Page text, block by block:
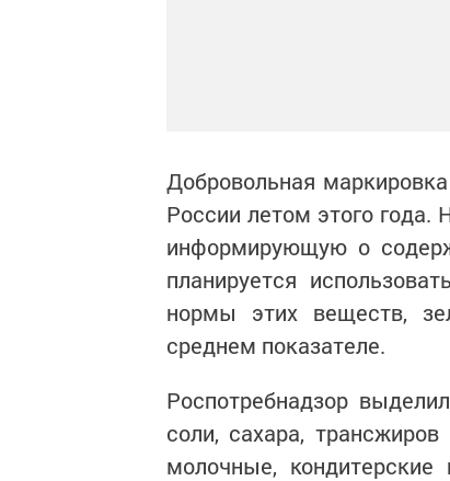
Добровольная
России летом этого года.
информирующую о
планируется
нормы этих веществ,
среднем показателе.
Роспотребнадзор
соли, сахара,
молочные,